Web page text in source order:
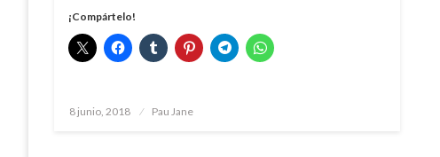
¡Compártelo!
Publicado
8 junio, 2018 Pau Jane